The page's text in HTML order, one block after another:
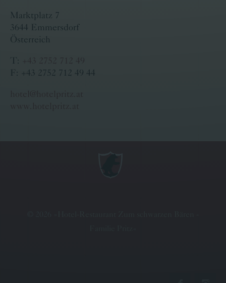
Marktplatz 7
3644 Emmersdorf
Österreich
T:
F: +43 2752 712 49 44